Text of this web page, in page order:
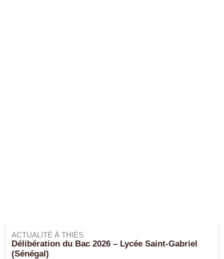
ACTUALITÉ À THIÈS
Délibération du Bac 2026 – Lycée Saint-Gabriel
(Sénégal)